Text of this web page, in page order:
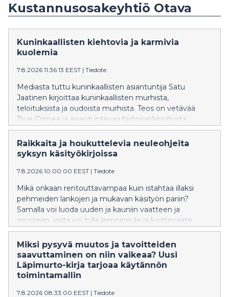
Kustannusosakeyhtiö Otava
Kuninkaallisten kiehtovia ja karmivia
kuolemia
7.8.2026 11:36:13 EEST | Tiedote
Mediasta tuttu kuninkaallisten asiantuntija Satu
Jaatinen kirjoittaa kuninkaallisten murhista,
teloituksista ja oudoista murhista. Teos on vetävää
True Crimea ja asiantuntevaa historiankirjoitusta
samaan aikaan.
Raikkaita ja houkuttelevia neuleohjeita
syksyn käsityökirjoissa
7.8.2026 10:00:00 EEST | Tiedote
Mikä onkaan rentouttavampaa kuin istahtaa illaksi
pehmeiden lankojen ja mukavan käsityön pariin?
Samalla voi luoda uuden ja kauniin vaatteen ja
asusteen, josta voi tulla lempineule ja luottovaate
itselle tai ystävälle! Tässä tämän syksyn
houkuttelevimmat käsityökirjat, jotka inspiroivat
pitkään.
Miksi pysyvä muutos ja tavoitteiden
saavuttaminen on niin vaikeaa? Uusi
Läpimurto-kirja tarjoaa käytännön
toimintamallin
7.8.2026 08:33:00 EEST | Tiedote